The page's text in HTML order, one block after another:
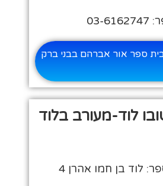
ספר אור אברהם בבני ברק
לוד-מעורב בלוד
לוד בן חמו אהרן 4